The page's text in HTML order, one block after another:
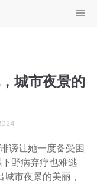
城市夜景的
谤让她一度备受困
野病弃疗也难逃
市夜景的美丽，